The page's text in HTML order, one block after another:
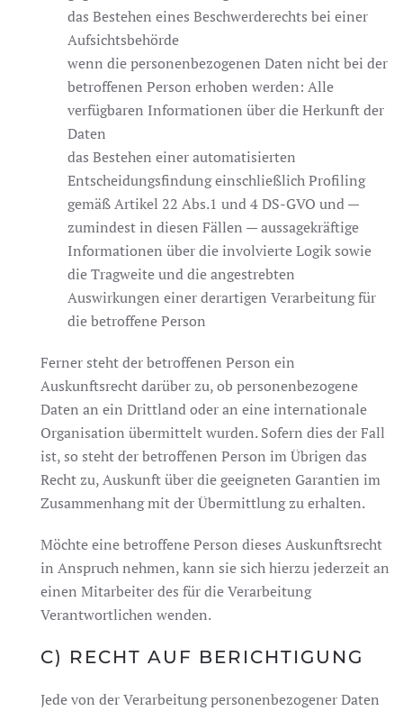
das Bestehen eines Beschwerderechts bei einer
Aufsichtsbehörde
wenn die personenbezogenen Daten nicht bei der
betroffenen Person erhoben werden: Alle
verfügbaren Informationen über die Herkunft der
Daten
das Bestehen einer automatisierten
Entscheidungsfindung einschließlich Profiling
gemäß Artikel 22 Abs.1 und 4 DS-GVO und —
zumindest in diesen Fällen — aussagekräftige
Informationen über die involvierte Logik sowie
die Tragweite und die angestrebten
Auswirkungen einer derartigen Verarbeitung für
die betroffene Person
Ferner steht der betroffenen Person ein
Auskunftsrecht darüber zu, ob personenbezogene
Daten an ein Drittland oder an eine internationale
Organisation übermittelt wurden. Sofern dies der Fall
ist, so steht der betroffenen Person im Übrigen das
Recht zu, Auskunft über die geeigneten Garantien im
Zusammenhang mit der Übermittlung zu erhalten.
Möchte eine betroffene Person dieses Auskunftsrecht
in Anspruch nehmen, kann sie sich hierzu jederzeit an
einen Mitarbeiter des für die Verarbeitung
Verantwortlichen wenden.
C) RECHT AUF BERICHTIGUNG
Jede von der Verarbeitung personenbezogener Daten